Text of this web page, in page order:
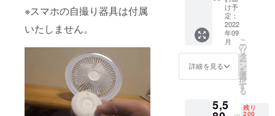
※スマホの自撮り器具は付属
いたしません。
脚×1 ・
リモコ
ン×1 ・
充電
ケーブ
ル×１
（アダ
プター
はご用
さい）
・説明
け予
定：
2022
年09
月
詳細を見る
こ
の
リ
タ
ー
ン
を
選
択
す
る
5,5 残り
200